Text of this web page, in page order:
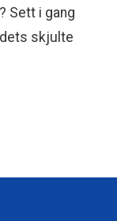
Sett i gang
skjulte